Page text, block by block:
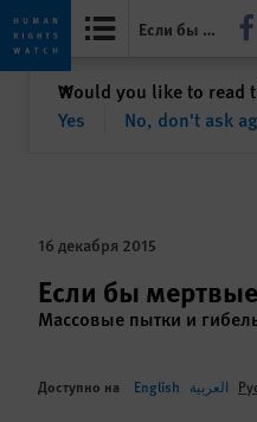
Skip
Skip
Если бы мертвые могли говорить
Would you like to read
Yes
No, don't ask
✕закрыть
16 декабря 2015
Если бы
Массовые пытки и
Доступно на English العربية